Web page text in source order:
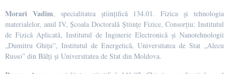
Morari Vadim, specialitatea științifică 134.01. Fizica şi tehnologia
materialelor, anul IV, Școala Doctorală Științe Fizice, Consorțiu: Institutul
de Fizică Aplicată, Institutul de Inginerie Electronică și Nanotehnologii
„Dumitru Ghițu”, Institutul de Energetică, Universitatea de Stat „Alecu
Russo” din Bălți și Universitatea de Stat din Moldova.